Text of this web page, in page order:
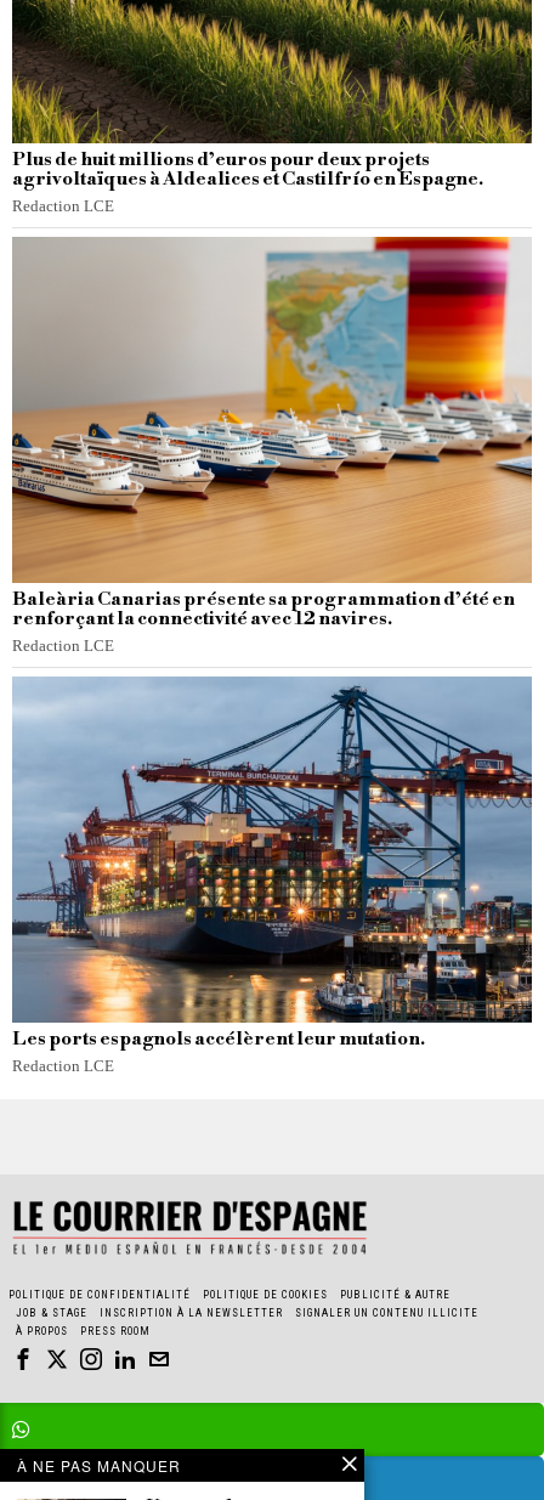
Plus de huit millions d’euros pour deux projets
agrivoltaïques à Aldealices et Castilfrío en Espagne.
Redaction LCE
Baleària Canarias présente sa programmation d’été en
renforçant la connectivité avec 12 navires.
Redaction LCE
Les ports espagnols accélèrent leur mutation.
Redaction LCE
POLITIQUE DE CONFIDENTIALITÉ POLITIQUE DE COOKIES
PUBLICITÉ & AUTRE
JOB & STAGE
INSCRIPTION À LA NEWSLETTER
SIGNALER UN CONTENU ILLICITE
À PROPOS
PRESS ROOM
À NE PAS MANQUER